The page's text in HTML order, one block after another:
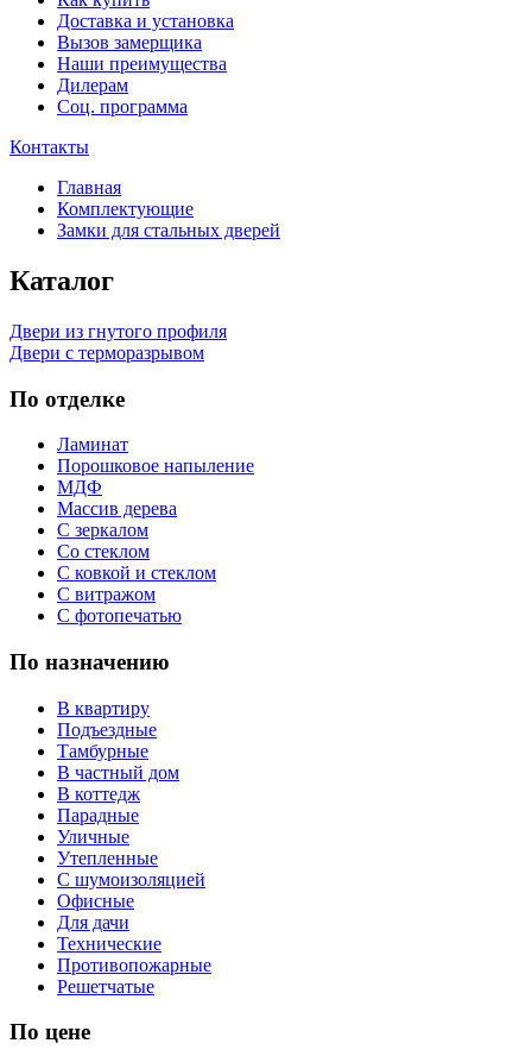
Доставка и установка
Вызов замерщика
Наши преимущества
Дилерам
Соц. программа
Контакты
Главная
Комплектующие
Замки для стальных дверей
Каталог
Двери из гнутого профиля
Двери с терморазрывом
По отделке
Ламинат
Порошковое напыление
МДФ
Массив дерева
С зеркалом
Со стеклом
С ковкой и стеклом
С витражом
С фотопечатью
По назначению
В квартиру
Подъездные
Тамбурные
В частный дом
В коттедж
Парадные
Уличные
Утепленные
С шумоизоляцией
Офисные
Для дачи
Технические
Противопожарные
Решетчатые
По цене